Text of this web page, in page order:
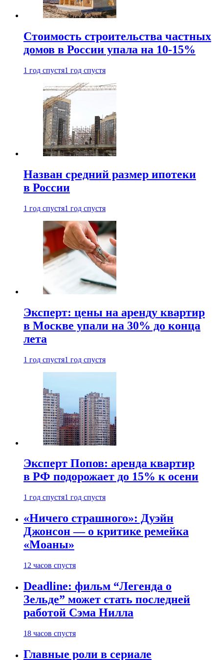
Стоимость строительства частных
домов в России упала на 10-15%
1 год спустя1 год спустя
Назван средний размер ипотеки
в России
1 год спустя1 год спустя
Эксперт: цены на аренду квартир
в Москве упали на 30% до конца
лета
1 год спустя1 год спустя
Эксперт Попов: аренда квартир
в РФ подорожает до 15% к осени
1 год спустя1 год спустя
«Ничего страшного»: Дуэйн
Джонсон — о критике ремейка
«Моаны»
12 часов спустя
Deadline: фильм “Легенда о
Зельде” может стать последней
работой Сэма Нилла
18 часов спустя
Главные роли в сериале